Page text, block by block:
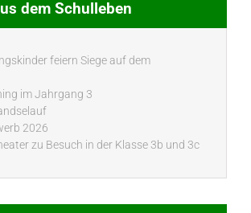
dem Schulleben
feiern Siege auf dem
im Jahrgang 3
2026
zu Besuch in der Klasse 3b und 3c